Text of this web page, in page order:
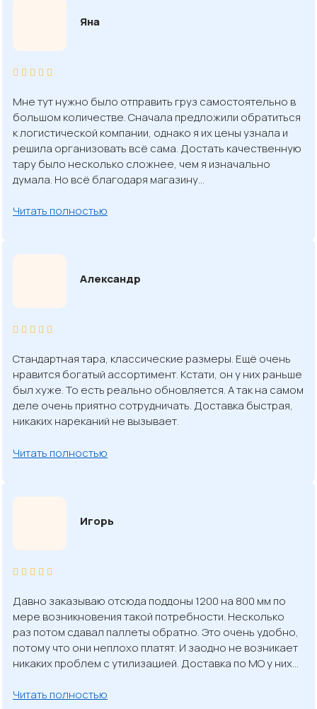
Яна
Мне тут нужно было отправить груз самостоятельно в
большом количестве. Сначала предложили обратиться
к логистической компании, однако я их цены узнала и
решила организовать всё сама. Достать качественную
тару было несколько сложнее, чем я изначально
думала. Но всё благодаря магазину…
Читать полностью
Александр
Стандартная тара, классические размеры. Ещё очень
нравится богатый ассортимент. Кстати, он у них раньше
был хуже. То есть реально обновляется. А так на самом
деле очень приятно сотрудничать. Доставка быстрая,
никаких нареканий не вызывает.
Читать полностью
Игорь
Давно заказываю отсюда поддоны 1200 на 800 мм по
мере возникновения такой потребности. Несколько
раз потом сдавал паллеты обратно. Это очень удобно,
потому что они неплохо платят. И заодно не возникает
никаких проблем с утилизацией. Доставка по МО у них…
Читать полностью